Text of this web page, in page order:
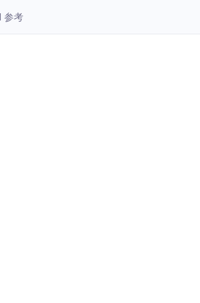
参考